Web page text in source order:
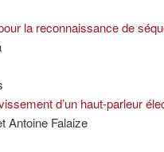
la reconnaissance de
d’un haut-parleur
Antoine Falaize